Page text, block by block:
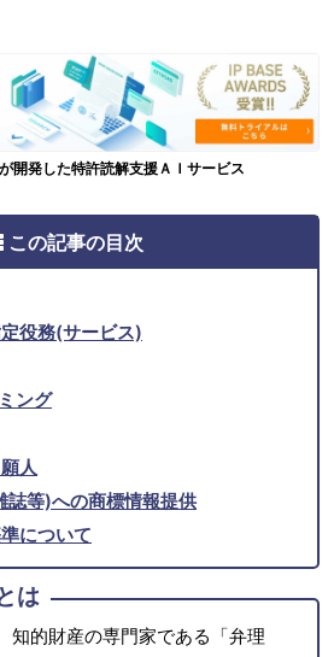
開発した特許読解支援ＡＩサービス
この記事の目次
役務(サービス)
ング
人
誌等)への商標情報提供
について
は
知的財産の専門家である「弁理